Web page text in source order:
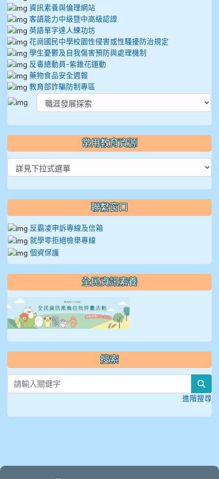
資訊素養與倫理網站
客語能力中級暨中高級認證
英語單字達人練功坊
花崗國民中學校園性侵害或性騷擾防治規定
學生憂鬱及自我傷害預防與處理機制
反毒總動員-紫錐花運動
藥物食品安全週報
教育部詐騙防制專區
常用教育資源
聯繫窗口
反霸凌申訴專線及信箱
就學零拒絕檢舉專線
個資保護
全民資訊素養
搜索
進階搜尋